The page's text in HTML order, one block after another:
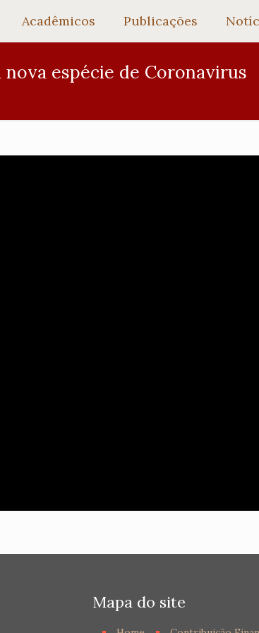
Acadêmicos Publicações
espécie de Coronavirus
Mapa do site